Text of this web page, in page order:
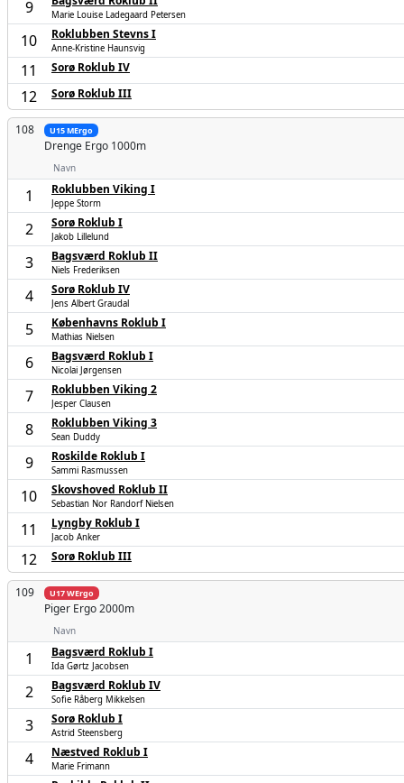
9 Marie Louise Ladegaard Petersen
10 Roklubben Stevns I
Anne-Kristine Haunsvig
11 Sorø Roklub IV
12 Sorø Roklub III
108 U15 MErgo
Drenge Ergo 1000m
Navn
1 Roklubben Viking I
Jeppe Storm
2 Sorø Roklub I
Jakob Lillelund
3 Bagsværd Roklub II
Niels Frederiksen
4 Sorø Roklub IV
Jens Albert Graudal
5 Københavns Roklub I
Mathias Nielsen
6 Bagsværd Roklub I
Nicolai Jørgensen
7 Roklubben Viking 2
Jesper Clausen
8 Roklubben Viking 3
Sean Duddy
9 Roskilde Roklub I
Sammi Rasmussen
10 Skovshoved Roklub II
Sebastian Nor Randorf Nielsen
11 Lyngby Roklub I
Jacob Anker
12 Sorø Roklub III
109 U17 WErgo
Piger Ergo 2000m
Navn
1 Bagsværd Roklub I
Ida Gørtz Jacobsen
2 Bagsværd Roklub IV
Sofie Råberg Mikkelsen
3 Sorø Roklub I
Astrid Steensberg
4 Næstved Roklub I
Marie Frimann